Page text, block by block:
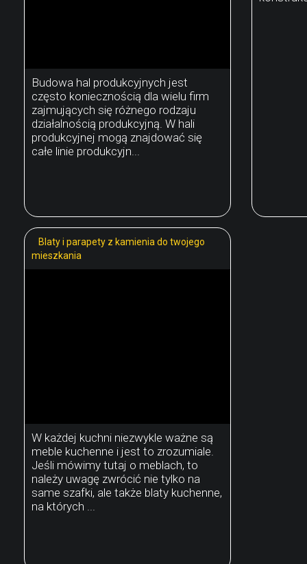
Budowa hal produkcyjnych jest
często koniecznością dla wielu firm
zajmujących się różnego rodzaju
działalnością produkcyjną. W hali
produkcyjnej mogą znajdować się
całe linie produkcyjn...
Blaty i parapety z kamienia do twojego
mieszkania
W każdej kuchni niezwykle ważne są
meble kuchenne i jest to zrozumiale.
Jeśli mówimy tutaj o meblach, to
należy uwagę zwrócić nie tylko na
same szafki, ale także blaty kuchenne,
na których ...